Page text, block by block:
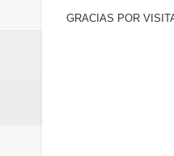
GRACIAS POR